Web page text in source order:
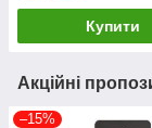
Купити
Акційні
–15%